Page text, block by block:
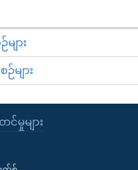
ျား
များ
င်မှုများ